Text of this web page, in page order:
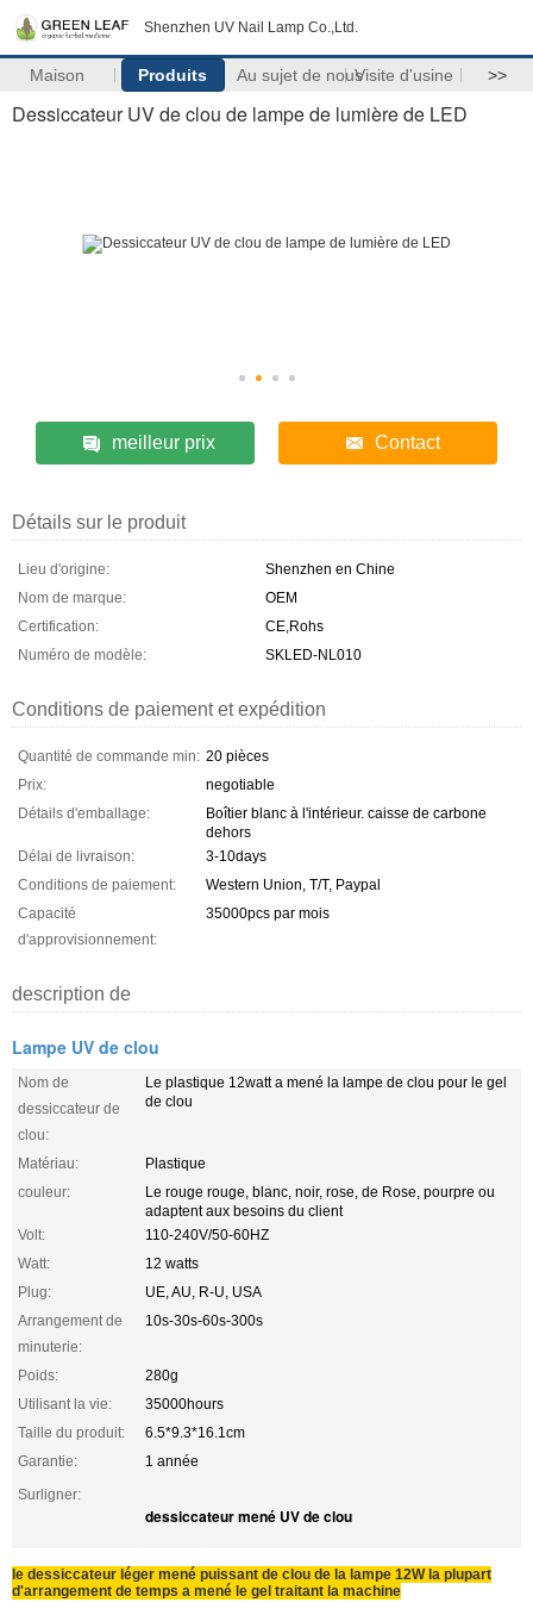
Shenzhen UV Nail Lamp Co.,Ltd.
Maison Produits Au sujet de nousVisite d'usine >>
Dessiccateur UV de clou de lampe de lumière de LED
meilleur prix Contact
Détails sur le produit
Lieu d'origine:
Shenzhen en Chine
Nom de marque:
OEM
Certification:
CE,Rohs
Numéro de modèle:
SKLED-NL010
Conditions de paiement et expédition
Quantité de commande min: 20 pièces
Prix:
negotiable
Détails d'emballage:
Boîtier blanc à l'intérieur. caisse de carbone
dehors
Délai de livraison:
3-10days
Conditions de paiement:
Western Union, T/T, Paypal
Capacité
d'approvisionnement:
35000pcs par mois
description de
Lampe UV de clou
Nom de
dessiccateur de
clou:
Le plastique 12watt a mené la lampe de clou pour le gel
de clou
Matériau:
Plastique
couleur:
Le rouge rouge, blanc, noir, rose, de Rose, pourpre ou
adaptent aux besoins du client
Volt:
110-240V/50-60HZ
Watt:
12 watts
Plug:
UE, AU, R-U, USA
Arrangement de
minuterie:
10s-30s-60s-300s
Poids:
280g
Utilisant la vie:
35000hours
Taille du produit:
6.5*9.3*16.1cm
Garantie:
1 année
Surligner:
dessiccateur mené UV de clou
le dessiccateur léger mené puissant de clou de la lampe 12W la plupart
d'arrangement de temps a mené le gel traitant la machine